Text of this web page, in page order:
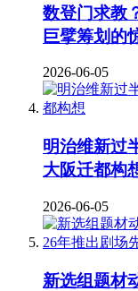
数登门求教
巨擘筹划的
2026-06-05
明治维新过
大阪迁都构
2026-06-05
新选组题材